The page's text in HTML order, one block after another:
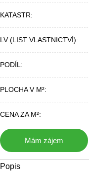
KATASTR
LV (LIST VLASTNICTVÍ)
PODÍL
PLOCHA V M²
CENA ZA M²
Mám zájem
Popis